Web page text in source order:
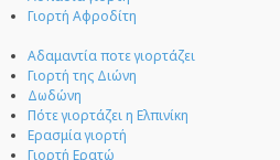
Γιορτή Αφροδίτη
Αδαμαντία ποτε γιορτάζει
Γιορτή της Διώνη
Δωδώνη
Πότε γιορτάζει η Ελπινίκη
Ερασμία γιορτή
Γιορτή Ερατώ